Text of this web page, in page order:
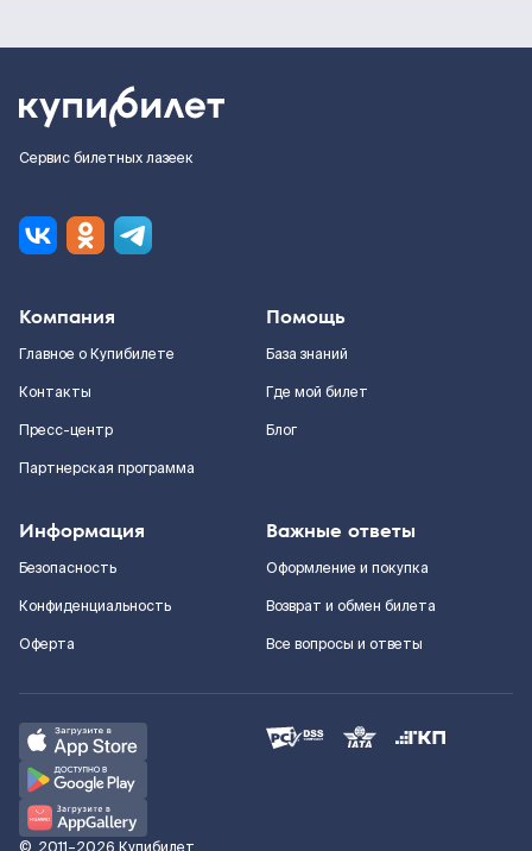
Сервис билетных лазеек
Компания
Главное о Купибилете
Контакты
Пресс-центр
Партнерская программа
Помощь
База знаний
Где мой билет
Блог
Информация
Безопасность
Конфиденциальность
Оферта
Важные ответы
Оформление и покупка
Возврат и обмен билета
Все вопросы и ответы